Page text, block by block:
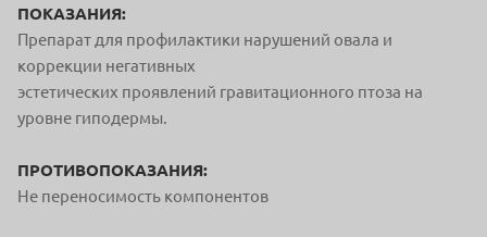
ПОКАЗАНИЯ:
Препарат для профилактики нарушений овала и
коррекции негативных
эстетических проявлений гравитационного птоза на
уровне гиподермы.
ПРОТИВОПОКАЗАНИЯ:
Не переносимость компонентов